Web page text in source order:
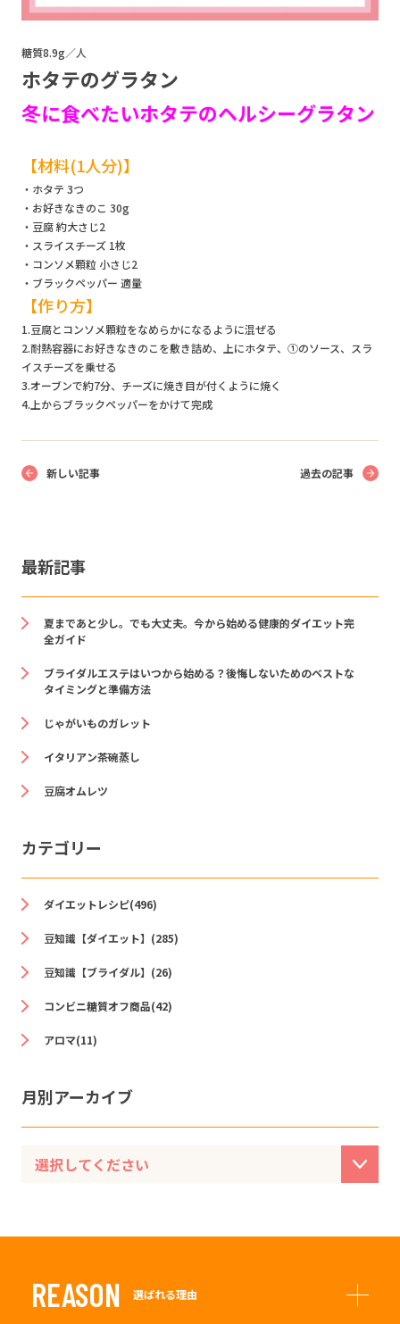
糖質8.9g／人
ホタテのグラタン
冬に食べたいホタテのヘルシーグラタン
【材料(1人分)】
・ホタテ 3つ
・お好きなきのこ 30g
・豆腐 約大さじ2
・スライスチーズ 1枚
・コンソメ顆粒 小さじ2
・ブラックペッパー 適量
【作り方】
1.豆腐とコンソメ顆粒をなめらかになるように混ぜる
2.耐熱容器にお好きなきのこを敷き詰め、上にホタテ、①のソース、スラ
イスチーズを乗せる
3.オーブンで約7分、チーズに焼き目が付くように焼く
4.上からブラックペッパーをかけて完成
新しい記事 過去の記事
最新記事
夏まであと少し。でも大丈夫。今から始める健康的ダイエット完
全ガイド
ブライダルエステはいつから始める？後悔しないためのベストな
タイミングと準備方法
じゃがいものガレット
イタリアン茶碗蒸し
豆腐オムレツ
カテゴリー
ダイエットレシピ(496)
豆知識【ダイエット】(285)
豆知識【ブライダル】(26)
コンビニ糖質オフ商品(42)
アロマ(11)
月別アーカイブ
REASON 選ばれる理由